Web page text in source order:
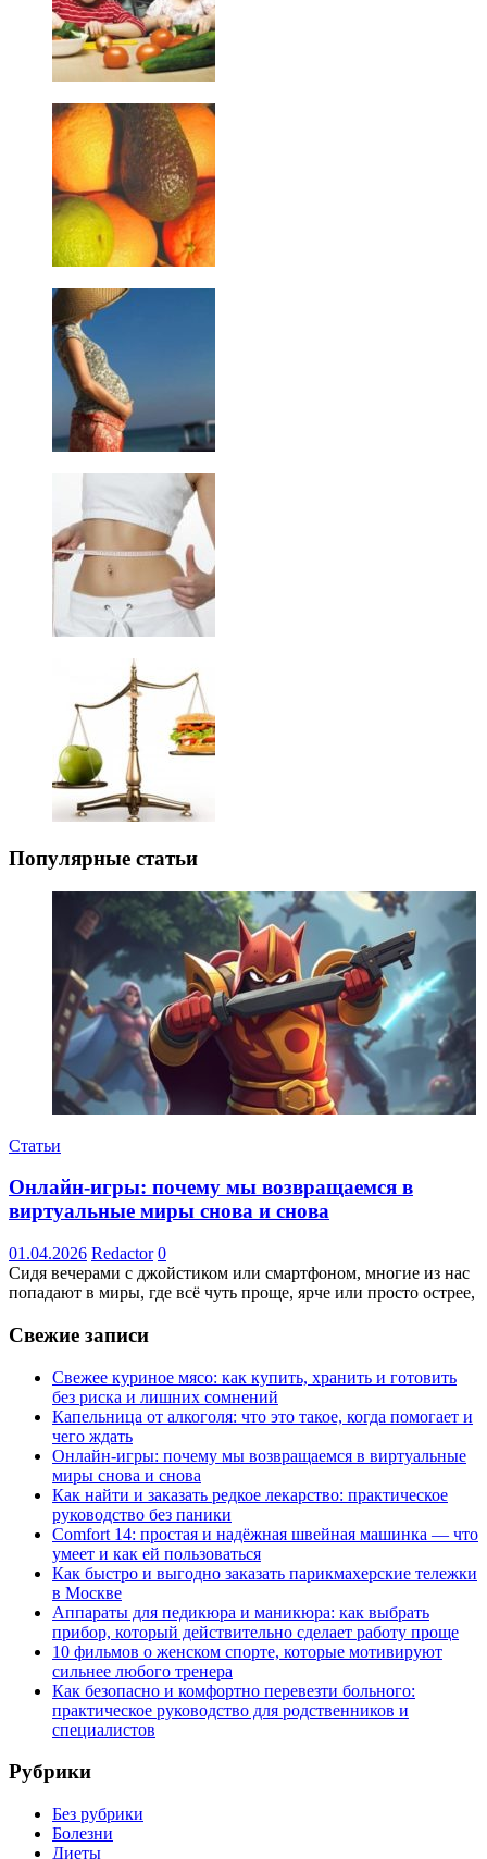
Популярные статьи
Статьи
Онлайн-игры: почему мы возвращаемся в
виртуальные миры снова и снова
01.04.2026 Redactor 0
Сидя вечерами с джойстиком или смартфоном, многие из нас
попадают в миры, где всё чуть проще, ярче или просто острее,
Свежие записи
Свежее куриное мясо: как купить, хранить и готовить
без риска и лишних сомнений
Капельница от алкоголя: что это такое, когда помогает и
чего ждать
Онлайн-игры: почему мы возвращаемся в виртуальные
миры снова и снова
Как найти и заказать редкое лекарство: практическое
руководство без паники
Comfort 14: простая и надёжная швейная машинка — что
умеет и как ей пользоваться
Как быстро и выгодно заказать парикмахерские тележки
в Москве
Аппараты для педикюра и маникюра: как выбрать
прибор, который действительно сделает работу проще
10 фильмов о женском спорте, которые мотивируют
сильнее любого тренера
Как безопасно и комфортно перевезти больного:
практическое руководство для родственников и
специалистов
Рубрики
Без рубрики
Болезни
Диеты